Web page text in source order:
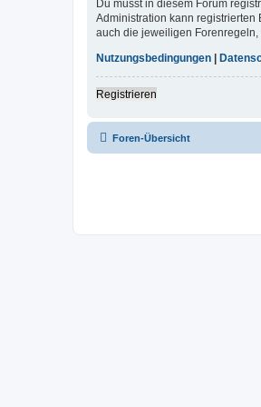
Du musst in diesem Forum
Administration kann
auch die jeweiligen
Nutzungsbedingungen
Registrieren
Foren-Übersicht